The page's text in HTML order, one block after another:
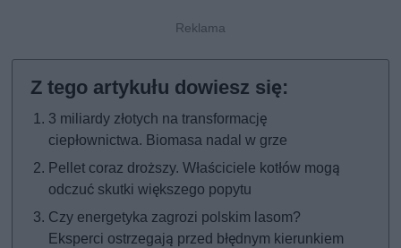
3 miliardy złotych na transformację
ciepłownictwa. Biomasa nadal w grze
Pellet coraz droższy. Właściciele kotłów mogą
odczuć skutki większego popytu
Czy energetyka zagrozi polskim lasom?
Eksperci ostrzegają przed błędnym kierunkiem